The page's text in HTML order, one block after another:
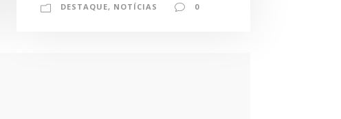
DESTAQUE, NOTÍCIAS 0